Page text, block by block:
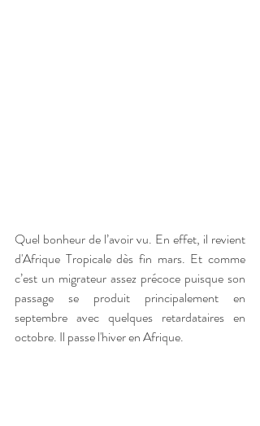
Quel bonheur de l’avoir vu. En effet, il revient
d'Afrique Tropicale dès fin mars. Et comme
c’est un migrateur assez précoce puisque son
passage se produit principalement en
septembre avec quelques retardataires en
octobre. Il passe l'hiver en Afrique.